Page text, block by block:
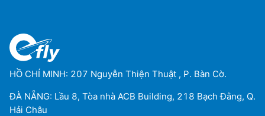
HỒ CHÍ MINH: 207 Nguyễn Thiện Thuật , P. Bàn Cờ.
ĐÀ NẴNG: Lầu 8, Tòa nhà ACB Building, 218 Bạch Đằng, Q.
Hải Châu